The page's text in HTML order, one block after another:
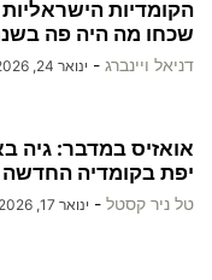
שכחו מה היה פה
דניאל ויינברג - ינואר 24, 2026
אואזיס במדבר: גיה
יפת בקומדיה
טל ניר קסטל - ינואר 17, 2026